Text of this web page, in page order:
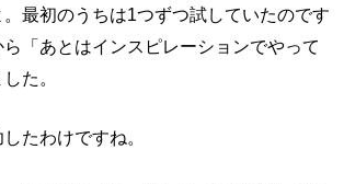
最初のうちは1つずつ試していたのです
「あとはインスピレーションでやって
た。
たわけですね。